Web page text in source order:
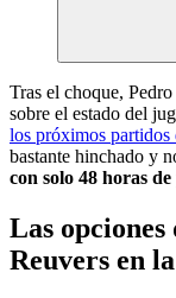
Tras el choque,
sobre el estado del
los próximos partidos
bastante hinchado y
con solo 48 horas
Las opciones
Reuvers en